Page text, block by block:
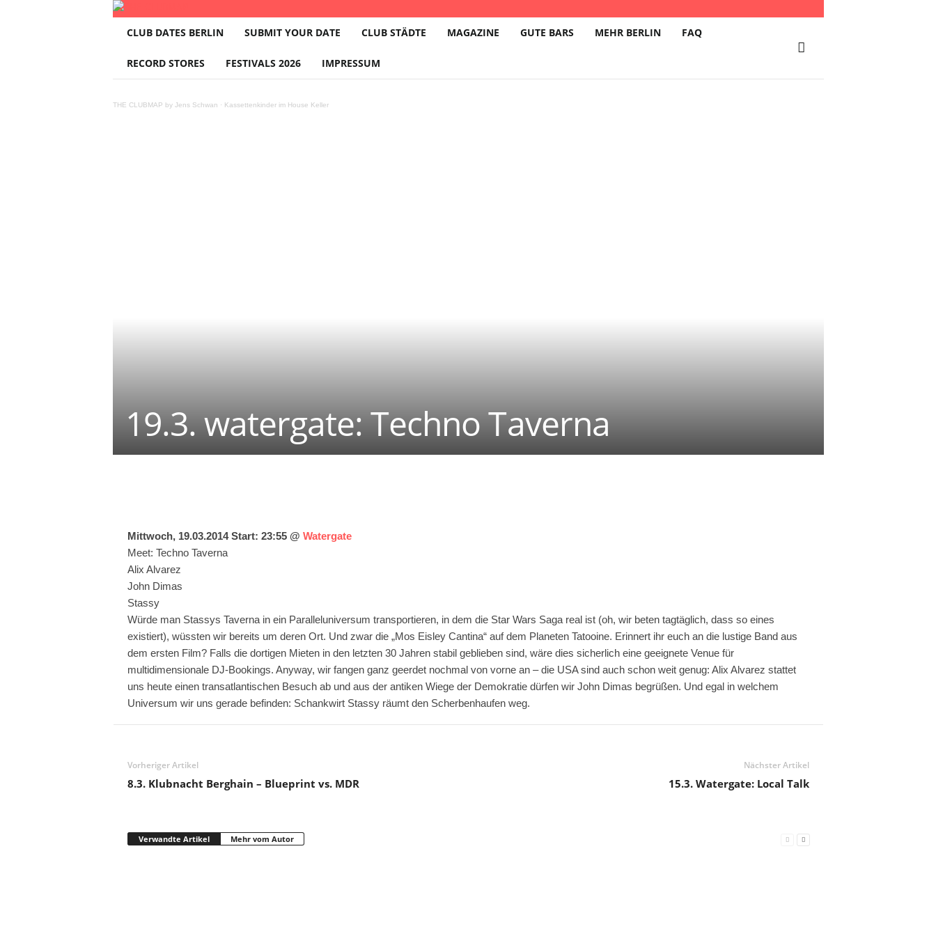
L
B
CLUB DATES BERLIN SUBMIT YOUR DATE CLUB STÄDTE MAGAZINE GUTE BARS MEHR BERLIN FAQ
RECORD STORES FESTIVALS 2026 IMPRESSUM
THE CLUBMAP by Jens Schwan · Kassettenkinder im House Keller
19.3. watergate: Techno Taverna
Mittwoch, 19.03.2014 Start: 23:55 @ Watergate
Meet: Techno Taverna
Alix Alvarez
John Dimas
Stassy
Würde man Stassys Taverna in ein Paralleluniversum transportieren, in dem die Star Wars Saga real ist (oh, wir beten tagtäglich, dass so eines
existiert), wüssten wir bereits um deren Ort. Und zwar die „Mos Eisley Cantina“ auf dem Planeten Tatooine. Erinnert ihr euch an die lustige Band aus
dem ersten Film? Falls die dortigen Mieten in den letzten 30 Jahren stabil geblieben sind, wäre dies sicherlich eine geeignete Venue für
multidimensionale DJ-Bookings. Anyway, wir fangen ganz geerdet nochmal von vorne an – die USA sind auch schon weit genug: Alix Alvarez stattet
uns heute einen transatlantischen Besuch ab und aus der antiken Wiege der Demokratie dürfen wir John Dimas begrüßen. Und egal in welchem
Universum wir uns gerade befinden: Schankwirt Stassy räumt den Scherbenhaufen weg.
Vorheriger Artikel
8.3. Klubnacht Berghain – Blueprint vs. MDR
Nächster Artikel
15.3. Watergate: Local Talk
Verwandte Artikel Mehr vom Autor